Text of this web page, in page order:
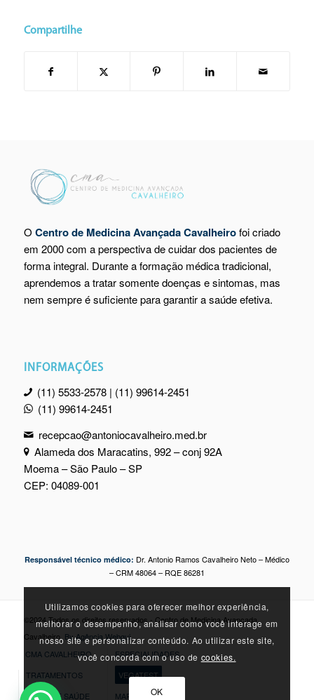
Compartilhe
O Centro de Medicina Avançada Cavalheirofoi criado
em 2000 com a perspectiva de cuidar dos pacientes de
forma integral. Durante a formação médica tradicional,
aprendemos a tratar somente doenças e sintomas, mas
nem sempre é suficiente para garantir a saúde efetiva.
INFORMAÇÕES
(11) 5533-2578 | (11) 99614-2451
(11) 99614-2451
recepcao@antoniocavalheiro.med.br
Alameda dos Maracatins, 992 – conj 92A
Moema – São Paulo – SP
CEP: 04089-001
Responsável técnico médico: Dr. Antonio Ramos Cavalheiro Neto – Médico
– CRM 48064 – RQE 86281
©2024 Todos os direitos reservados - Centro de Medicina Avançada
Cavalheiro. By Agência Webgui
CMA CAVALHEIRO
ESPECIALIDADES
TRATAMENTOS
VEGATEST
DICAS DE SAÚDE
MARQUE SUA
Utilizamos cookies para oferecer melhor experiência,
melhorar o desempenho, analisar como você interage em
nosso site e personalizar conteúdo. Ao utilizar este site,
você concorda com o uso de cookies.
OK